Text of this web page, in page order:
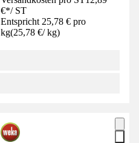
€*/ ST
Entspricht 25,78 € pro
kg(25,78 €/ kg)